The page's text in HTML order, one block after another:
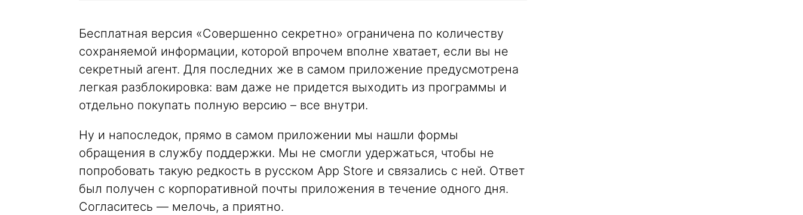
Бесплатная версия «Совершенно секретно» ограничена по количеству
сохраняемой информации, которой впрочем вполне хватает, если вы не
секретный агент. Для последних же в самом приложение предусмотрена
легкая разблокировка: вам даже не придется выходить из программы и
отдельно покупать полную версию – все внутри.
Ну и напоследок, прямо в самом приложении мы нашли формы
обращения в службу поддержки. Мы не смогли удержаться, чтобы не
попробовать такую редкость в русском App Store и связались с ней. Ответ
был получен с корпоративной почты приложения в течение одного дня.
Согласитесь — мелочь, а приятно.